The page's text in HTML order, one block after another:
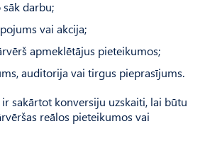
darbu;
vai akcija;
apmeklētājus pieteikumos;
auditorija vai tirgus pieprasījums.
sakārtot konversiju uzskaiti, lai būtu
reālos pieteikumos vai